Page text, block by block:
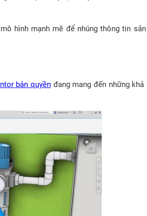
hình mạnh mẽ để nhúng thông tin
bản quyềnđang mang đến những khả